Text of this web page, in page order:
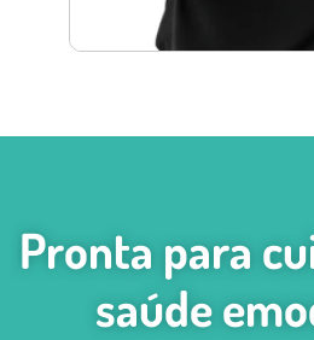
Pronta para
saúde